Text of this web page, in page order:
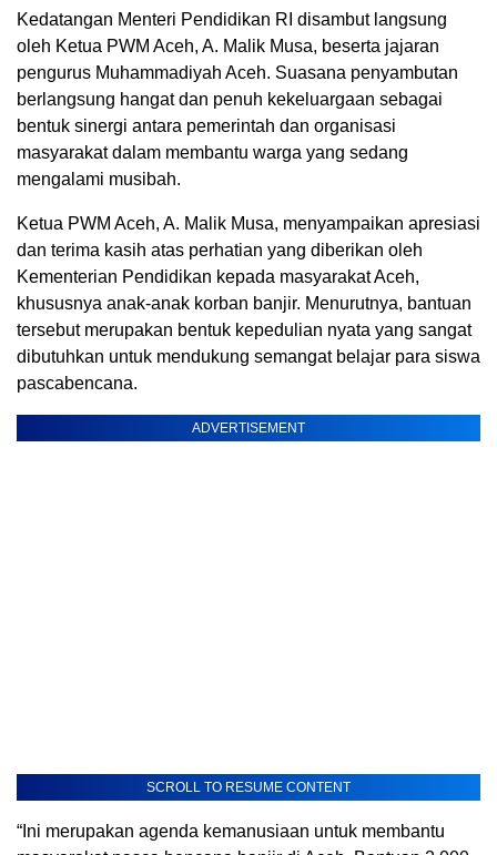
Kedatangan Menteri Pendidikan RI disambut langsung
oleh Ketua PWM Aceh, A. Malik Musa, beserta jajaran
pengurus Muhammadiyah Aceh. Suasana penyambutan
berlangsung hangat dan penuh kekeluargaan sebagai
bentuk sinergi antara pemerintah dan organisasi
masyarakat dalam membantu warga yang sedang
mengalami musibah.
Ketua PWM Aceh, A. Malik Musa, menyampaikan apresiasi
dan terima kasih atas perhatian yang diberikan oleh
Kementerian Pendidikan kepada masyarakat Aceh,
khususnya anak-anak korban banjir. Menurutnya, bantuan
tersebut merupakan bentuk kepedulian nyata yang sangat
dibutuhkan untuk mendukung semangat belajar para siswa
pascabencana.
ADVERTISEMENT
SCROLL TO RESUME CONTENT
“Ini merupakan agenda kemanusiaan untuk membantu